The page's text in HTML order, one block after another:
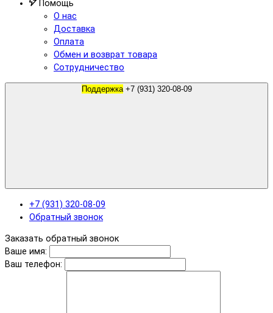
Помощь
О нас
Доставка
Оплата
Обмен и возврат товара
Сотрудничество
Поддержка +7 (931) 320-08-09
+7 (931) 320-08-09
Обратный звонок
Заказать обратный звонок
Ваше имя:
Ваш телефон: